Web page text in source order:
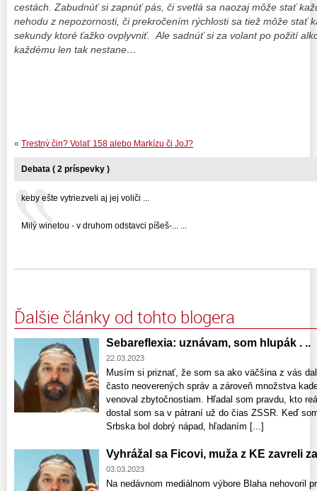
cestách. Zabudnúť si zapnúť pás, či svetlá sa naozaj môže stať
nehodu z nepozornosti, či prekročením rýchlosti sa tiež môže stať
sekundy ktoré ťažko ovplyvniť. Ale sadnúť si za volant po požití
každému len tak nestane…
« Trestný čin? Volať 158 alebo Markízu či JoJ?
Debata ( 2 príspevky )
keby ešte vytriezveli aj jej voliči ...
Milý winetou - v druhom odstavci píšeš-... ...
Ďalšie články od tohto blogera
Sebareflexia: uznávam, som hlupák . ..
22.03.2023
Musím si priznať, že som sa ako väčšina z vás
často neoverených správ a zároveň množstva
venoval zbytočnostiam. Hľadal som pravdu, kto
dostal som sa v pátraní už do čias ZSSR. Keď
Srbska bol dobrý nápad, hľadaním [...]
Vyhrážal sa Ficovi, muža z KE zavreli
03.03.2023
Na nedávnom mediálnom výbore Blaha nehovoril